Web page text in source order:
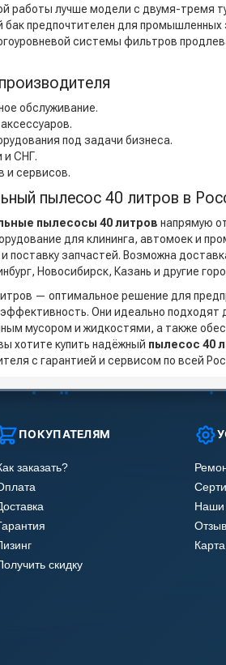
работы лучше модели с двумя-тремя
бак предпочтителен для промышленных
системы фильтров
обслуживание.
под задачи бизнеса.
и СНГ.
и сервисов.
пылесос 40 литров в
пылесосы 40 литров напрямую
для клининга, автомоек и
поставку запчастей. Возможна
Новосибирск, Казань и другие
— оптимальное решение для
Они идеально подходят
мусором и жидкостями, а также
хотите купить надёжный пылесос 40
с гарантией и сервисом по всей
ПОКУПАТЕЛЯМ
заказать?
скидку
Наши